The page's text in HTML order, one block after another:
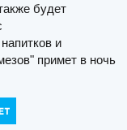
будет
и
примет в ночь